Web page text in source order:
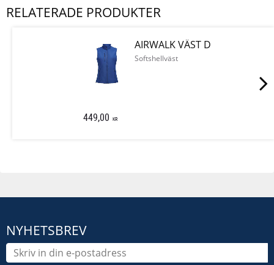
RELATERADE PRODUKTER
AIRWALK VÄST D
Softshellväst
449,00 KR
NYHETSBREV